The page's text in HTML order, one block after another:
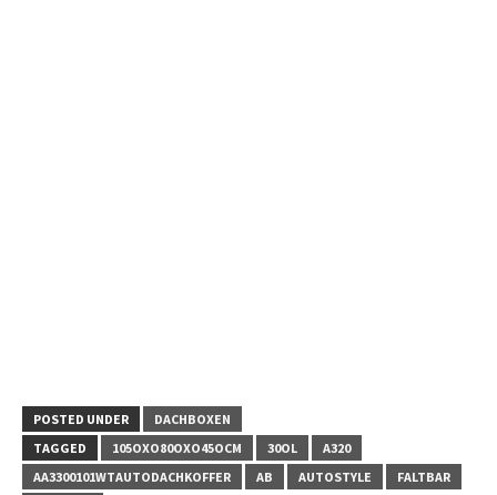
POSTED UNDER
DACHBOXEN
TAGGED
105OXO80OXO45OCM 30OL
A320
AA3300101WTAUTODACHKOFFER
AB AUTOSTYLE
FALTBAR